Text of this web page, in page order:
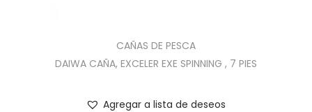
CAÑAS DE PESCA
DAIWA CAÑA, EXCELER EXE SPINNING , 7 PIES
Agregar a lista de deseos